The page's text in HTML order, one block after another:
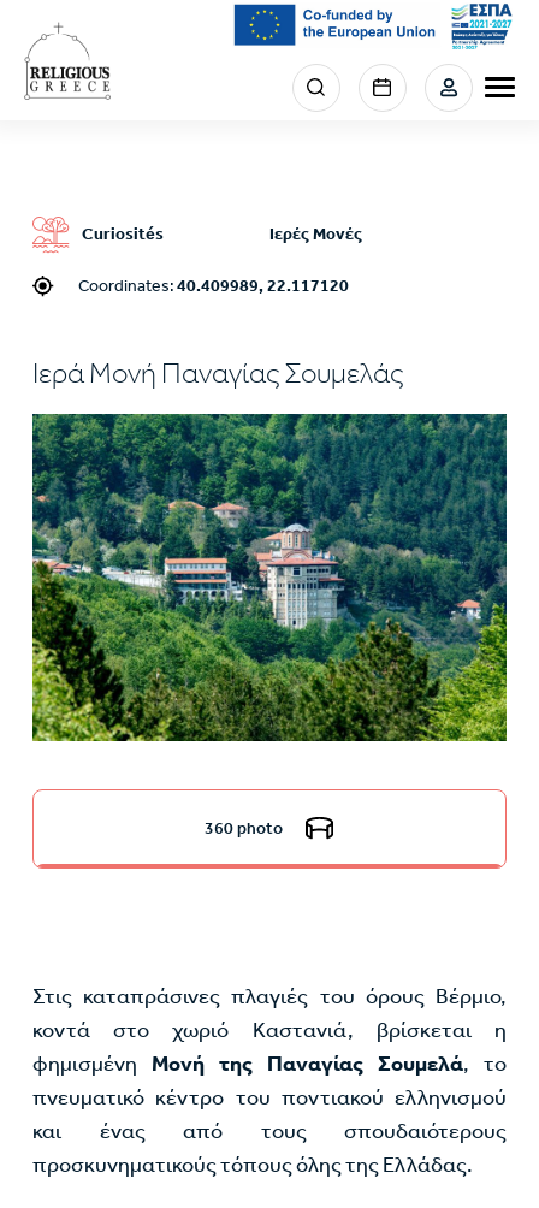
main
content
Menu
section
Curiosités Ιερές Μονές
Coordinates:40.409989, 22.117120
Ιερά Μονή Παναγίας Σουμελάς
360 photo
Στις καταπράσινες πλαγιές του όρους Βέρμιο,
κοντά στο χωριό Καστανιά, βρίσκεται η
φημισμένη Μονή της Παναγίας Σουμελά, το
πνευματικό κέντρο του ποντιακού ελληνισμού
και ένας από τους σπουδαιότερους
προσκυνηματικούς τόπους όλης της Ελλάδας.